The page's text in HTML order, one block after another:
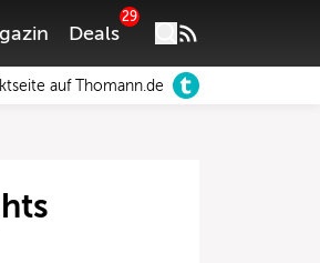
Deals
29
auf Thomann.de